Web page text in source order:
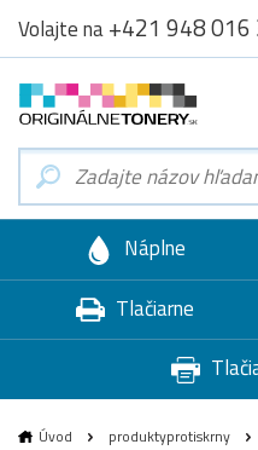
Volajte na+421 948 016
Náplne
Tlačiarne
Úvod produktyprotiskrny